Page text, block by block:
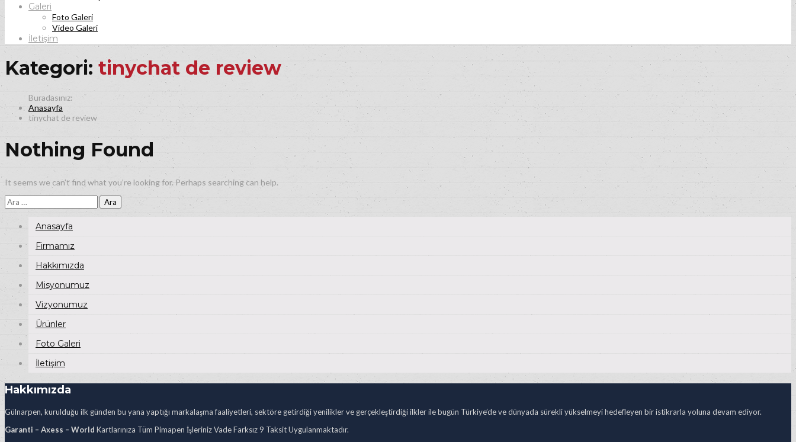
Galeri
Foto Galeri
Video Galeri
İletişim
Kategori: tinychat de review
Anasayfa
tinychat de review
Nothing Found
It seems we can’t find what you’re looking for. Perhaps searching can help.
Arama:
Anasayfa
Firmamız
Hakkımızda
Misyonumuz
Vizyonumuz
Ürünler
Foto Galeri
İletişim
Hakkımızda
Gülnarpen, kurulduğu ilk günden bu yana yaptığı markalaşma faaliyetleri, sektöre getirdiği yenilikler ve gerçekleştirdiği ilkler ile bugün Türkiye’de ve dünyada sürekli yükselmeyi hedefleyen bir istikrarla yoluna devam ediyor.
Garanti – Axess – World Kartlarınıza Tüm Pimapen İşleriniz Vade Farksız 9 Taksit Uygulanmaktadır.